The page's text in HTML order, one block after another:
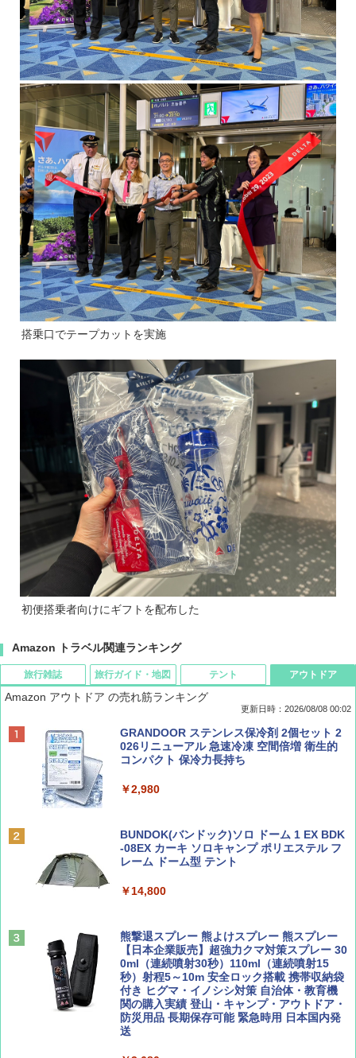
搭乗口でテープカットを実施
初便搭乗者向けにギフトを配布した
Amazon トラベル関連ランキング
旅行雑誌
BE-PAL(ビ-パル) 2026年 9 月号【特別付録:
SOTO ミニマル"旅"財布 ランダム2種】
ディズニーファン ２０２６年 ９月号 [雑
誌] (ＤＩＳＮＥＹ ＦＡＮ)
山と溪谷 2026年8月号「南アルプス大全」
￥1,540
Coyote No.89 特集 星野道夫 夢見る旅
旅行ガイド・地図
D40 地球の歩き方 チェンマイ タイ北部の魅
力的な町 2026～2027 地球の歩き方D アジア
地球の歩き方 スター・ウォーズ
￥2,695
僕が見た未来【完全版】
￥0
A26 地球の歩き方 チェコ ポーランド スロヴ
テント
[キャンパーズコレクション 山善] ポップアッ
プテント 傘みたいに広げて畳める パッとサ
ッとサンシェード キューブ フルクローズ メ
&ハイキング カーキ PATC-150(KH)
PYKES PEAK (パイクスピーク) 着替えテン
人用 折りたたみ 防災グッズ 災害用トイレ ビ
￥4,980
ENDLESS BASE 《めざましテレビで紹介》
テント ワンタッチ RENEW 幅200 2-3人用 43
500002(88859)
アウトドア
Amazon アウトドア の売れ筋ランキング
更新日時：2026/08/08 00:02
GRANDOOR ステンレス保冷剤 2個セット 2
026リニューアル 急速冷凍 空間倍増 衛生的
コンパクト 保冷力長持ち
￥2,980
BUNDOK(バンドック)ソロ ドーム 1 EX BDK
-08EX カーキ ソロキャンプ ポリエステル フ
レーム ドーム型 テント
￥14,800
熊撃退スプレー 熊よけスプレー 熊スプレー
【日本企業販売】超強力クマ対策スプレー 30
0ml（連続噴射30秒）110ml（連続噴射15
秒）射程5～10m 安全ロック搭載 携帯収納袋
付き ヒグマ・イノシシ対策 自治体・教育機
関の購入実績 登山・キャンプ・アウトドア・
防災用品 長期保存可能 緊急時用 日本国内発
送